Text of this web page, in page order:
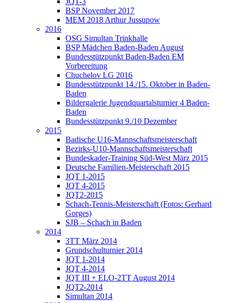
BSP November 2017
MEM 2018 Arthur Jussupow
2016
OSG Simultan Trinkhalle
BSP Mädchen Baden-Baden August
Bundesstützpunkt Baden-Baden EM
Vorbereitung
Chuchelov LG 2016
Bundesstützpunkt 14./15. Oktober in Baden-
Baden
Bildergalerie Jugendquartalsturnier 4 Baden-
Baden
Bundesstützpunkt 9./10 Dezember
2015
Badische U16-Mannschaftsmeisterschaft
Bezirks-U10-Mannschaftsmeisterschaft
Bundeskader-Training Süd-West März 2015
Deutsche Familien-Meisterschaft 2015
JQT 1-2015
JQT 4-2015
JQT2-2015
Schach-Tennis-Meisterschaft (Fotos: Gerhard
Gorges)
SJB – Schach in Baden
2014
3TT März 2014
Grundschulturnier 2014
JQT 1-2014
JQT 4-2014
JQT III + ELO-2TT August 2014
JQT2-2014
Simultan 2014